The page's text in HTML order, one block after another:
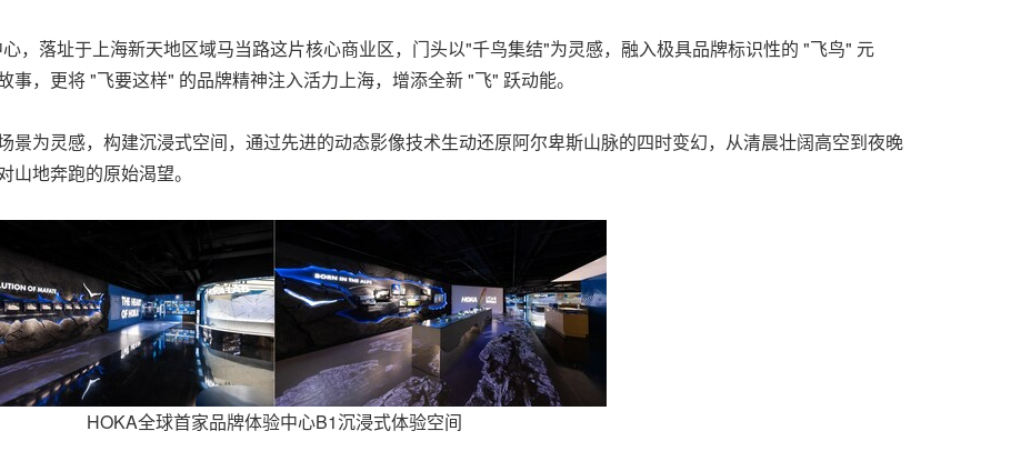
，落址于上海新天地区域马当路这片核心商业区，门头以"千鸟集结"为灵感，融入极具品牌标识性的 "飞鸟" 元
，更将 "飞要这样" 的品牌精神注入活力上海，增添全新 "飞" 跃动能。
景为灵感，构建沉浸式空间，通过先进的动态影像技术生动还原阿尔卑斯山脉的四时变幻，从清晨壮阔高空到夜晚
地奔跑的原始渴望。
HOKA全球首家品牌体验中心B1沉浸式体验空间